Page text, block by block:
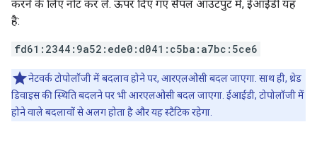
करने के लिए नोट कर लें. ऊपर दिए गए सैंपल आउटपुट में, ईआईडी यह
है:
fd61:2344:9a52:ede0:d041:c5ba:a7bc:5ce6
नेटवर्क टोपोलॉजी में बदलाव होने पर, आरएलओसी बदल जाएगा. साथ ही, थ्रेड
डिवाइस की स्थिति बदलने पर भी आरएलओसी बदल जाएगा. ईआईडी, टोपोलॉजी में
होने वाले बदलावों से अलग होता है और यह स्टैटिक रहेगा.